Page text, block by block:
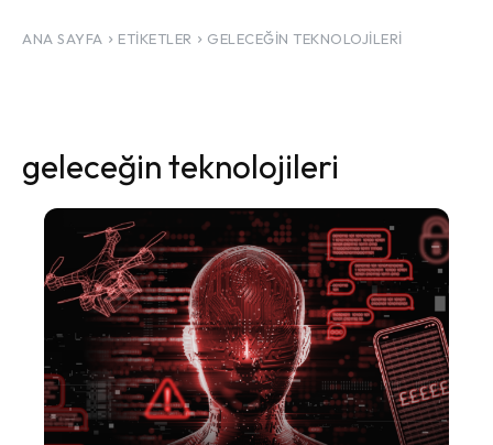
ANA SAYFA ETIKETLER GELECEĞIN TEKNOLOJILERI
geleceğin teknolojileri